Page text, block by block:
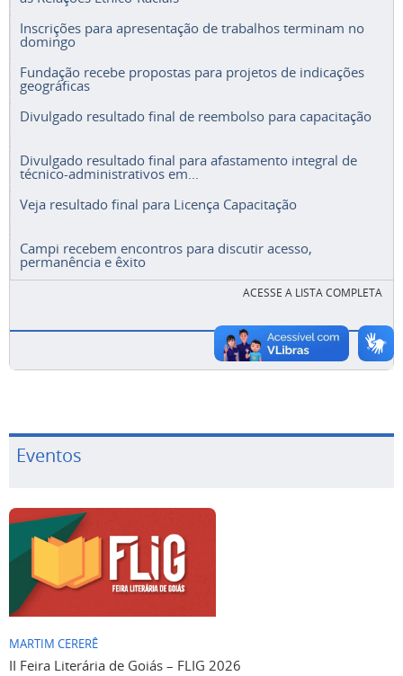
Inscrições para apresentação de trabalhos terminam no
domingo
Fundação recebe propostas para projetos de indicações
geográficas
Divulgado resultado final de reembolso para capacitação
Divulgado resultado final para afastamento integral de
técnico-administrativos em...
Veja resultado final para Licença Capacitação
Campi recebem encontros para discutir acesso,
permanência e êxito
ACESSE A LISTA COMPLETA
Eventos
MARTIM CERERÊ
II Feira Literária de Goiás – FLIG 2026